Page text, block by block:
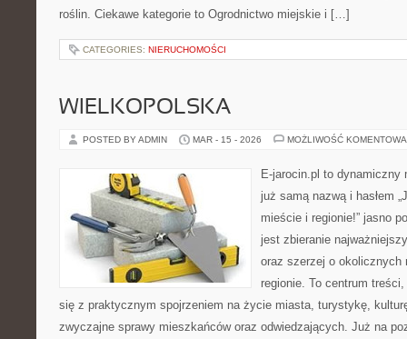
roślin. Ciekawe kategorie to Ogrodnictwo miejskie i […]
CATEGORIES: NIERUCHOMOŚCI
WIELKOPOLSKA
POSTED BY ADMIN MAR - 15 - 2026 MOŻLIWOŚĆ
E-jarocin.pl to dynamiczny
już samą nazwą i hasłem
mieście i regionie!” jasno
jest zbieranie
oraz szerzej o okolicznych
regionie. To centrum
się z praktycznym spojrzeniem na życie miasta, turystykę,
zwyczajne sprawy mieszkańców oraz odwiedzających. Już na